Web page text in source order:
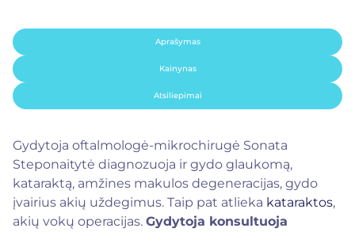
Aprašymas
Kainynas
Atsiliepimai
Gydytoja oftalmologė-mikrochirugė Sonata
Steponaitytė diagnozuoja ir gydo glaukomą,
kataraktą, amžines makulos degeneracijas, gydo
įvairius akių uždegimus. Taip pat atlieka kataraktos,
akių vokų operacijas. Gydytoja konsultuoja